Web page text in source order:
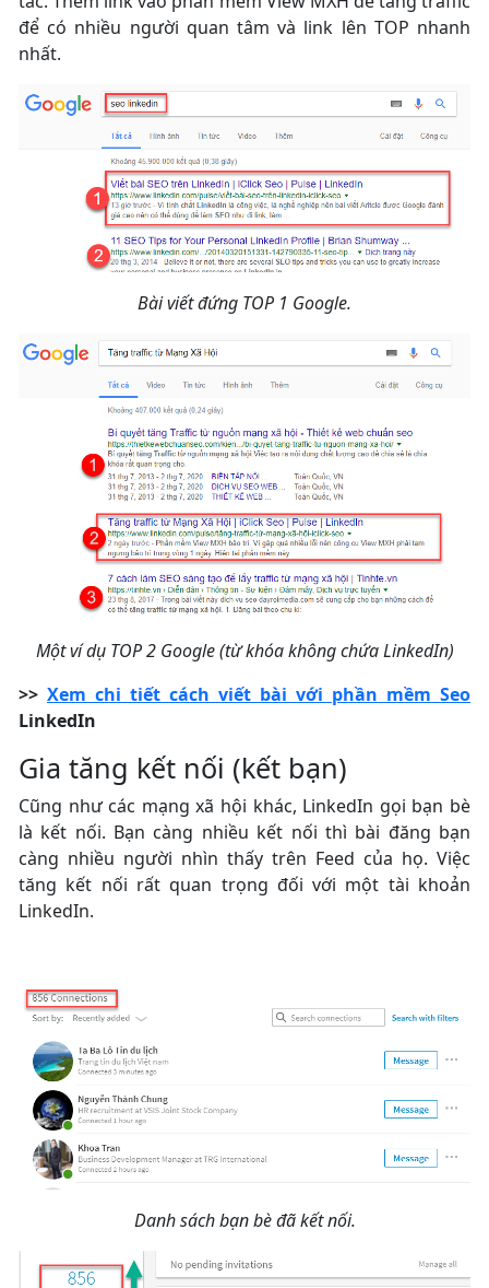
để có nhiều người quan tâm và link lên TOP nhanh
nhất.
Bài viết đứng TOP 1 Google.
Một ví dụ TOP 2 Google (từ khóa không chứa LinkedIn)
>> Xem chi tiết cách viết bài với phần mềm Seo
LinkedIn
Gia tăng kết nối (kết bạn)
Cũng như các mạng xã hội khác, LinkedIn gọi bạn bè
là kết nối. Bạn càng nhiều kết nối thì bài đăng bạn
càng nhiều người nhìn thấy trên Feed của họ. Việc
tăng kết nối rất quan trọng đối với một tài khoản
LinkedIn.
Danh sách bạn bè đã kết nối.